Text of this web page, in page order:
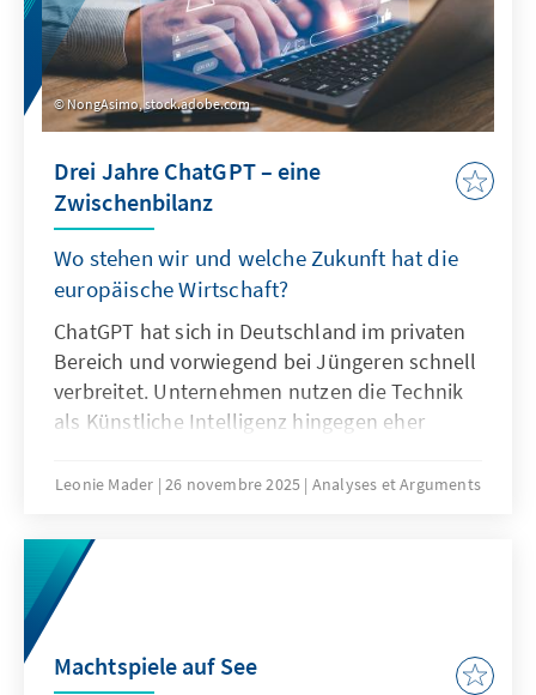
NongAsimo, stock.adobe.com
Drei Jahre ChatGPT – eine
Zwischenbilanz
Wo stehen wir und welche Zukunft hat die
europäische Wirtschaft?
ChatGPT hat sich in Deutschland im privaten
Bereich und vorwiegend bei Jüngeren schnell
verbreitet. Unternehmen nutzen die Technik
als Künstliche Intelligenz hingegen eher
hierfür sind nicht nur technische
Produkteigenschaften wie die Transparenz
oder die Spezifikation. Für Europa geht es
deshalb nicht darum, ChatGPT mit
eigene Modelle zu entwickeln oder
Leonie Mader 26 novembre 2025 Analyses et Arguments
Machtspiele auf See